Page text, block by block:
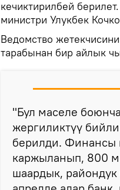
кечиктирилбей
министри Улукбек
Ведомство
тарабынан бир айлык
"Бул маселе
жергиликтүү
берилди. Финансы
каржыланып, 800
шаардык,